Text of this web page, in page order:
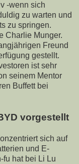
-wenn sich
zu warten und
zu springen.
Charlie Munger.
Freund
gestellt.
ist sehr
seinem Mentor
Buffett bei
vorgestellt
sich auf
und E-
fu hat bei Li Lu